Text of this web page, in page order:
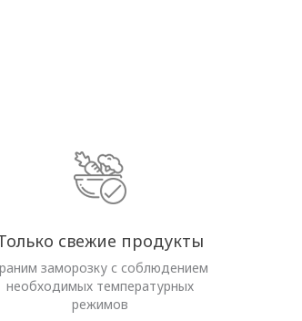
свежие продукты
заморозку с соблюдением
необходимых температурных
режимов